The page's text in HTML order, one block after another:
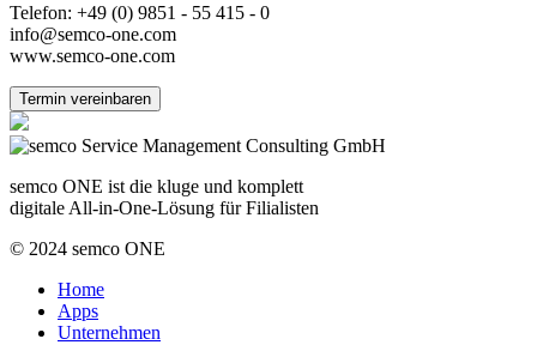
Telefon: +49 (0) 9851 - 55 415 - 0
info@semco-one.com
www.semco-one.com
Termin vereinbaren
semco ONE ist die kluge und komplett
digitale All-in-One-Lösung für Filialisten
© 2024 semco ONE
Home
Apps
Unternehmen